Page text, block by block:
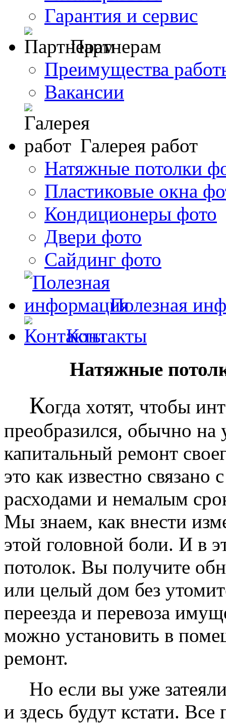
Гарантия и сервис
Партнерам
Преимущества
Вакансии
Галерея работ
Натяжные потолки
Пластиковые окна
Кондиционеры фото
Двери фото
Сайдинг фото
Полезная
Контакты
Натяжные
Когда хотят, чтобы
преобразился, обычно на
капитальный ремонт
это как известно
расходами и немалым
Мы знаем, как внести
этой головной боли. И в
потолок. Вы получите
или целый дом без
переезда и перевоза
можно установить в
ремонт.
Но если вы уже
и здесь будут кстати.